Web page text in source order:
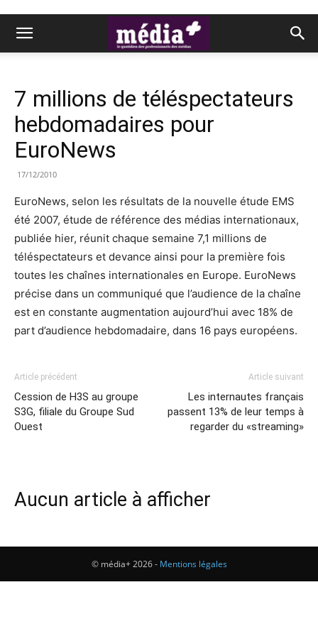
7 millions de téléspectateurs
hebdomadaires pour
EuroNews
17/12/2010
EuroNews, selon les résultats de la nouvelle étude EMS
été 2007, étude de référence des médias internationaux,
publiée hier, réunit chaque semaine 7,1 millions de
téléspectateurs et devance ainsi pour la première fois
toutes les chaînes internationales en Europe. EuroNews
précise dans un communiqué que l’audience de la chaîne
est en constante augmentation aujourd’hui avec 18% de
part d’audience hebdomadaire, dans 16 pays européens.
Article précédent
Cession de H3S au groupe
S3G, filiale du Groupe Sud
Ouest
Article suivant
Les internautes français
passent 13% de leur temps à
regarder du «streaming»
Aucun article à afficher
© média+ 2026 - Mentions légales